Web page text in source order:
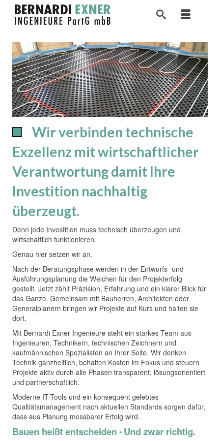
Wir verbinden technische
Exzellenz mit wirtschaftlicher
Verantwortung damit Ihre
Investition nachhaltig
überzeugt.
Denn jede Investition muss technisch überzeugen und
wirtschaftlich funktionieren.
Genau hier setzen wir an.
Nach der Beratungsphase werden in der Entwurfs- und
Ausführungsplanung die Weichen für den Projekterfolg
gestellt. Jetzt zählt Präzision, Erfahrung und ein klarer Blick für
das Ganze. Gemeinsam mit Bauherren, Architekten oder
Generalplanern bringen wir Projekte auf Kurs und halten sie
dort.
Mit Bernardi Exner Ingenieure steht ein starkes Team aus
Ingenieuren, Technikern, technischen Zeichnern und
kaufmännischen Spezialisten an Ihrer Seite. Wir denken
Technik ganzheitlich, behalten Kosten im Fokus und steuern
Projekte aktiv durch alle Phasen transparent, lösungsorientiert
und partnerschaftlich.
Moderne IT-Tools und ein konsequent gelebtes
Qualitätsmanagement nach aktuellen Standards sorgen dafür,
dass aus Planung messbarer Erfolg wird.
Bauen heißt entscheiden * Und zwar richtig.